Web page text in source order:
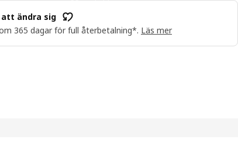
ändra sig
365 dagar för full återbetalning*. Läs mer